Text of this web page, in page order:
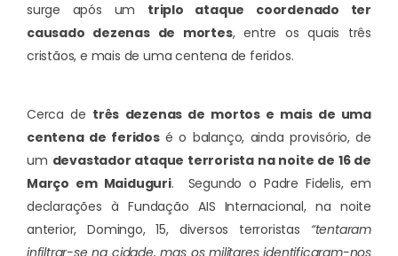
surge após um triplo ataque coordenado ter
causado dezenas de mortes, entre os quais três
cristãos, e mais de uma centena de feridos.
Cerca de três dezenas de mortos e mais de uma
centena de feridosé o balanço, ainda provisório, de
um devastador ataque terrorista na noite de 16 de
Março em Maiduguri. Segundo o Padre Fidelis, em
declarações à Fundação AIS Internacional, na noite
anterior, Domingo, 15, diversos terroristas “tentaram